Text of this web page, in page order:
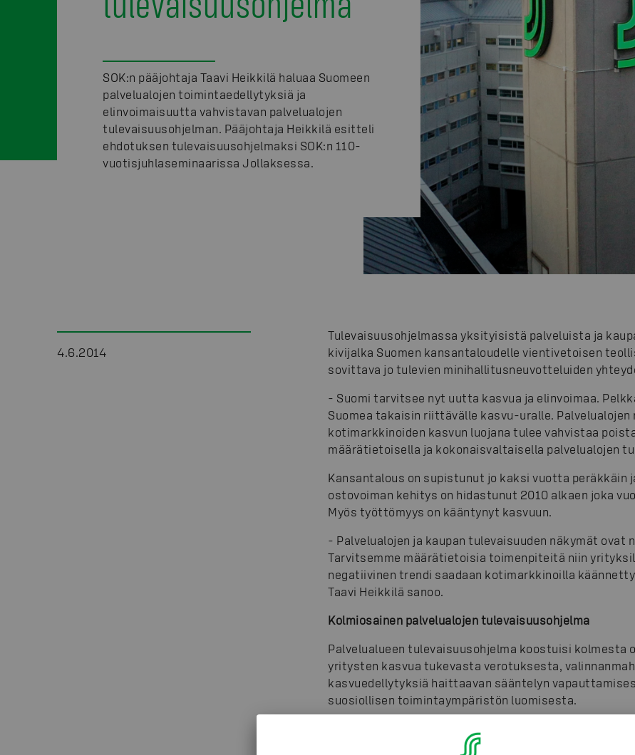
SOK:n pääjohtaja Taavi Heikkilä haluaa Suomeen
palvelualojen toimintaedellytyksiä ja
elinvoimaisuutta vahvistavan palvelualojen
tulevaisuusohjelman. Pääjohtaja Heikkilä esitteli
ehdotuksen tulevaisuusohjelmaksi SOK:n 110-
vuotisjuhlaseminaarissa Jollaksessa.
4.6.2014
Tulevaisuusohjelmassa yksityisistä palveluista ja
kivijalka Suomen kansantaloudelle vientivetoisen
sovittava jo tulevien minihallitusneuvotteluiden
- Suomi tarvitsee nyt uutta kasvua ja elinvoimaa.
Suomea takaisin riittävälle kasvu-uralle.
kotimarkkinoiden kasvun luojana tulee vahvistaa
määrätietoisella ja kokonaisvaltaisella palvelualojen
Kansantalous on supistunut jo kaksi vuotta peräkkäin
ostovoiman kehitys on hidastunut 2010 alkaen joka
Myös työttömyys on kääntynyt kasvuun.
- Palvelualojen ja kaupan tulevaisuuden näkymät ovat
Tarvitsemme määrätietoisia toimenpiteitä niin
negatiivinen trendi saadaan kotimarkkinoilla
Taavi Heikkilä sanoo.
Kolmiosainen palvelualojen tulevaisuusohjelma
Palvelualueen tulevaisuusohjelma koostuisi kolmesta
yritysten kasvua tukevasta verotuksesta,
kasvuedellytyksiä haittaavan sääntelyn
suosiollisen toimintaympäristön luomisesta.
Heikkilä korostaa, että sääntelyä ei voi palastella ja
vaan lainsäädäntöä ja talouden toimintaympäristöä